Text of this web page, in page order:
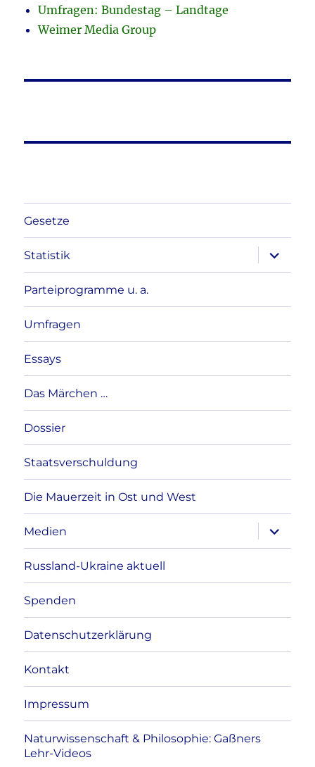
Umfragen: Bundestag – Landtage
Weimer Media Group
Gesetze
Statistik
anzeigen
Parteiprogramme u. a.
Umfragen
Essays
Das Märchen …
Dossier
Staatsverschuldung
Die Mauerzeit in Ost und West
Medien
anzeigen
Russland-Ukraine aktuell
Spenden
Datenschutzerklärung
Kontakt
Impressum
Naturwissenschaft & Philosophie: Gaßners
Lehr-Videos